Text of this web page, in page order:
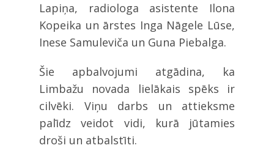
Lapiņa, radiologa asistente Ilona
Kopeika un ārstes Inga Nāgele Lūse,
Inese Samuleviča un Guna Piebalga.
Šie apbalvojumi atgādina, ka
Limbažu novada lielākais spēks ir
cilvēki. Viņu darbs un attieksme
palīdz veidot vidi, kurā jūtamies
droši un atbalstīti.